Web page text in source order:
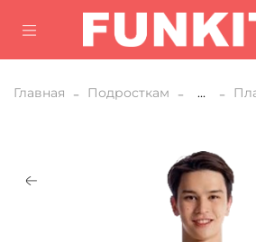
Главная Подросткам ...